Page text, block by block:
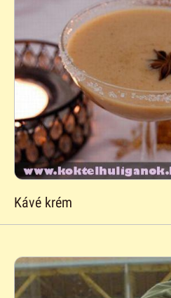
Kávé krém